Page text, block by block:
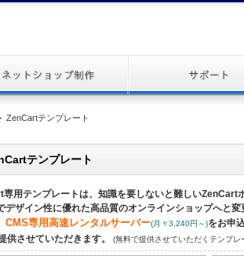
ZenCartテンプレート
テンプレート
用テンプレートは、知識を要しないと難しいZenCart
デザイン性に優れた高品質のオンラインショップへと変
CMS専用高速レンタルサーバー(月々3,240円～)をお申
供させていただきます。 (無料で提供させていただくテンプレ